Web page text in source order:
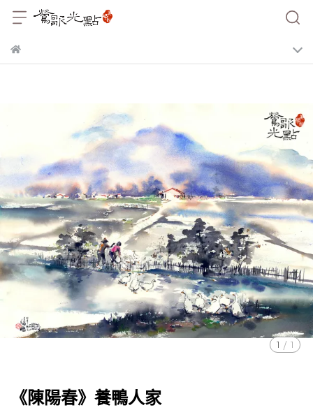
1 / 1
《陳陽春》養鴨人家